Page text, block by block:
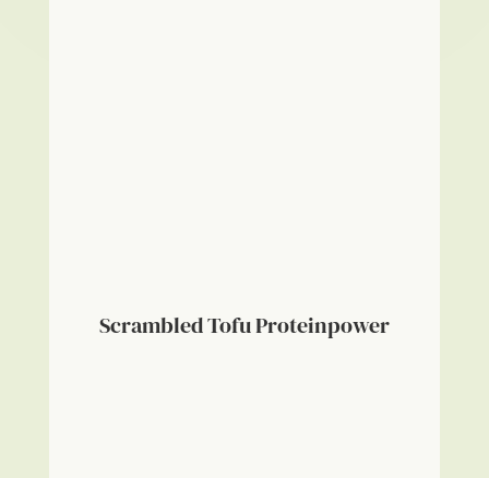
Scrambled Tofu Proteinpower